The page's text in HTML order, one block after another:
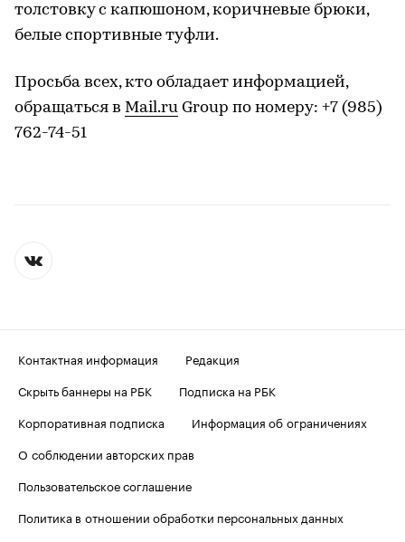
толстовку с капюшоном, коричневые брюки,
белые спортивные туфли.
Просьба всех, кто обладает информацией,
обращаться в Mail.ru Group по номеру: +7 (985)
762-74-51
Контактная информация
Редакция
Скрыть баннеры на РБК
Подписка на РБК
Корпоративная подписка
Информация об ограничениях
О соблюдении авторских прав
Пользовательское соглашение
Политика в отношении обработки персональных данных